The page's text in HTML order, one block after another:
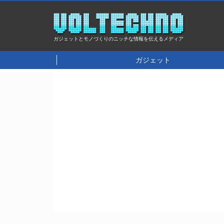
ガジェットとモノづくりのニッチな情報を伝えるメディア
ガジェット